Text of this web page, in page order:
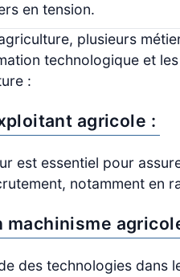
en tension.
plusieurs
technologique et
:
agricole :
est essentiel pour
notamment en
machinisme
des technologies dans